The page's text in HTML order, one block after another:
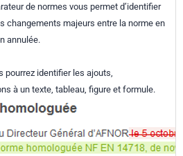
de normes vous permet d’identifier
changements majeurs entre la norme en
annulée.
pourrez identifier les ajouts,
à un texte, tableau, figure et formule.